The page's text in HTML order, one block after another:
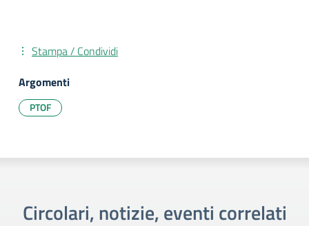
Stampa / Condividi
Argomenti
PTOF
Circolari, notizie, eventi correlati